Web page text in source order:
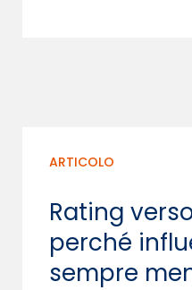
ARTICOLO
Rating
perché
sempre